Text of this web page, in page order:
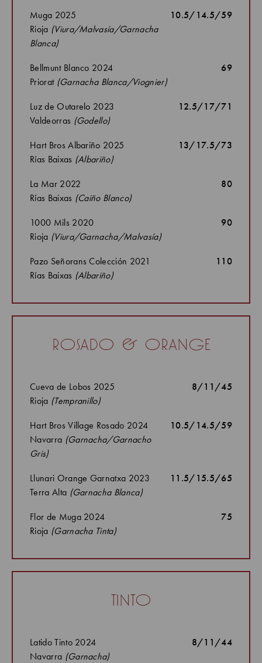
Muga 2025
Rioja (Viura/Malvasía/Garnacha
Blanca)
10.5/14.5/59
Bellmunt Blanco 2024
Priorat (Garnacha Blanca/Viognier)
69
Luz de Outarelo 2023
Valdeorras (Godello)
12.5/17/71
Hart Bros Albariño 2025
Rías Baixas (Albariño)
13/17.5/73
La Mar 2022
Rías Baixas (Caiño Blanco)
80
1000 Mils 2020
Rioja (Viura/Garnacha/Malvasía)
90
Pazo Señorans Colección 2021
Rías Baixas (Albariño)
110
rosado & orange
Cueva de Lobos 2025
Rioja (Tempranillo)
8/11/45
Hart Bros Village Rosado 2024
Navarra (Garnacha/Garnacho
Gris)
10.5/14.5/59
Llunari Orange Garnatxa 2023
Terra Alta (Garnacha Blanca)
11.5/15.5/65
Flor de Muga 2024
Rioja (Garnacha Tinta)
75
tinto
Latido Tinto 2024
Navarra (Garnacha)
8/11/44